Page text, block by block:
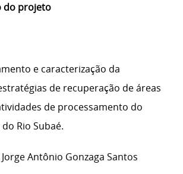
do projeto
e caracterização da
de recuperação de áreas
de processamento do
Rio Subaé.
Jorge Antônio Gonzaga Santos